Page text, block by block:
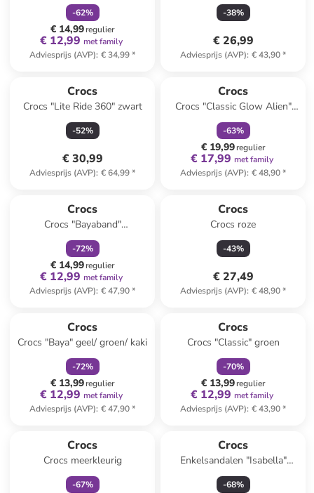
-62%
€ 14,99regulier
€ 12,99 met family
Adviesprijs (AVP): € 34,99*
-38%
€ 26,99
Adviesprijs (AVP): € 43,90*
Crocs
Crocs "Lite Ride 360" zwart
-52%
€ 30,99
Adviesprijs (AVP): € 64,99*
Crocs
Crocs "Classic Glow Alien"
wit/groen
-63%
€ 19,99regulier
€ 17,99 met family
Adviesprijs (AVP): € 48,90*
Crocs
Crocs "Bayaband"
grijs/citroengroen
-72%
€ 14,99regulier
€ 12,99 met family
Adviesprijs (AVP): € 47,90*
Crocs
Crocs roze
-43%
€ 27,49
Adviesprijs (AVP): € 48,90*
Crocs
Crocs "Baya" geel/ groen/ kaki
-72%
€ 13,99regulier
€ 12,99 met family
Adviesprijs (AVP): € 47,90*
Crocs
Crocs "Classic" groen
-70%
€ 13,99regulier
€ 12,99 met family
Adviesprijs (AVP): € 43,90*
Crocs
Crocs meerkleurig
-67%
Crocs
Enkelsandalen "Isabella"
zilverkleurig
-68%